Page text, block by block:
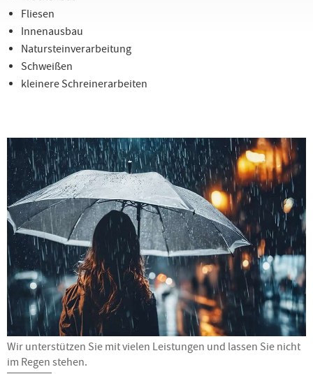
Fliesen
Innenausbau
Natursteinverarbeitung
Schweißen
kleinere Schreinerarbeiten
Wir unterstützen Sie mit vielen Leistungen und lassen Sie nicht
im Regen stehen.